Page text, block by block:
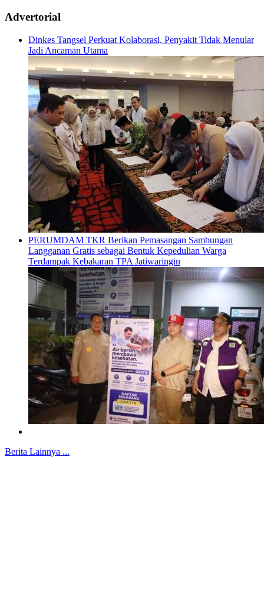
Advertorial
Dinkes Tangsel Perkuat Kolaborasi, Penyakit Tidak Menular
Jadi Ancaman Utama
PERUMDAM TKR Berikan Pemasangan Sambungan
Langganan Gratis sebagai Bentuk Kepedulian Warga
Terdampak Kebakaran TPA Jatiwaringin
Berita Lainnya ...